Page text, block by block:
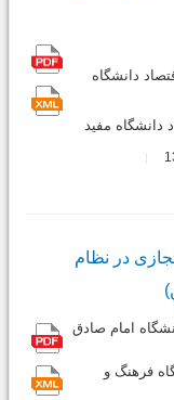
دانشگاه
دانشگاه مفيد
در نظام
امام صادق
فرهنگ و